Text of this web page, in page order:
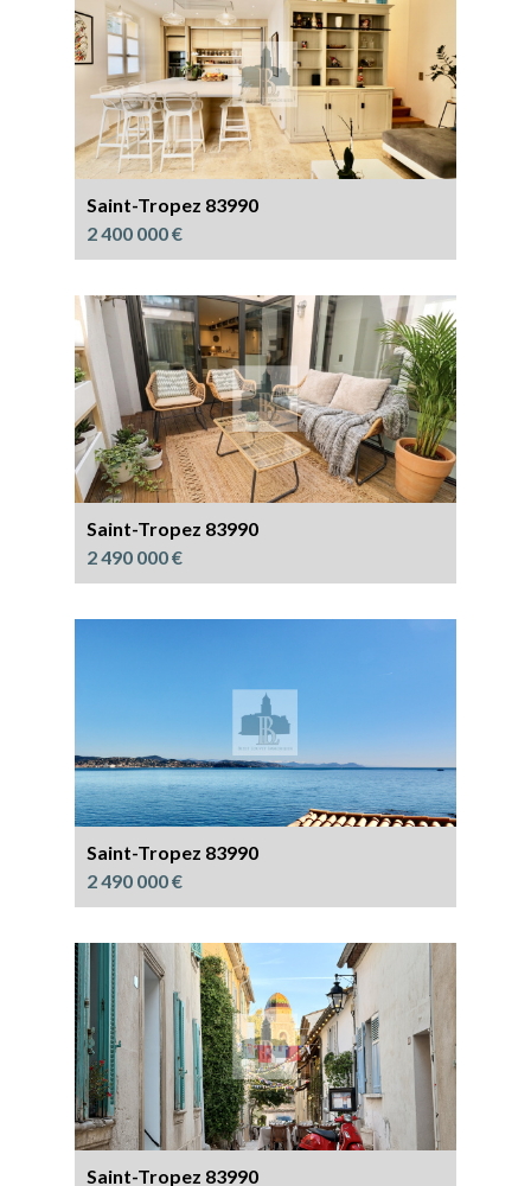
Saint-Tropez 83990
2 400 000 €
Saint-Tropez 83990
2 490 000 €
Saint-Tropez 83990
2 490 000 €
Saint-Tropez 83990